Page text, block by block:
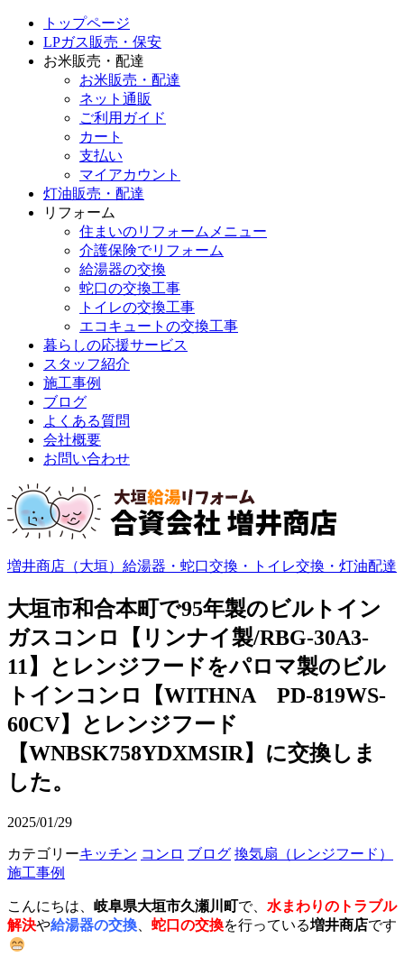
トップページ
LPガス販売・保安
お米販売・配達
お米販売・配達
ネット通販
ご利用ガイド
カート
支払い
マイアカウント
灯油販売・配達
リフォーム
住まいのリフォームメニュー
介護保険でリフォーム
給湯器の交換
蛇口の交換工事
トイレの交換工事
エコキュートの交換工事
暮らしの応援サービス
スタッフ紹介
施工事例
ブログ
よくある質問
会社概要
お問い合わせ
増井商店（大垣）給湯器・蛇口交換・トイレ交換・灯油配達
大垣市和合本町で95年製のビルトイン
ガスコンロ【リンナイ製/RBG-30A3-
11】とレンジフードをパロマ製のビル
トインコンロ【WITHNA PD-819WS-
60CV】とレンジフード
【WNBSK758YDXMSIR】に交換しま
した。
2025/01/29
カテゴリーキッチン コンロ ブログ 換気扇（レンジフード）
施工事例
こんにちは、 岐阜県大垣市久瀬川町で、 水まわりのトラブル
解決や給湯器の交換 蛇口の交換を行っている増井商店です